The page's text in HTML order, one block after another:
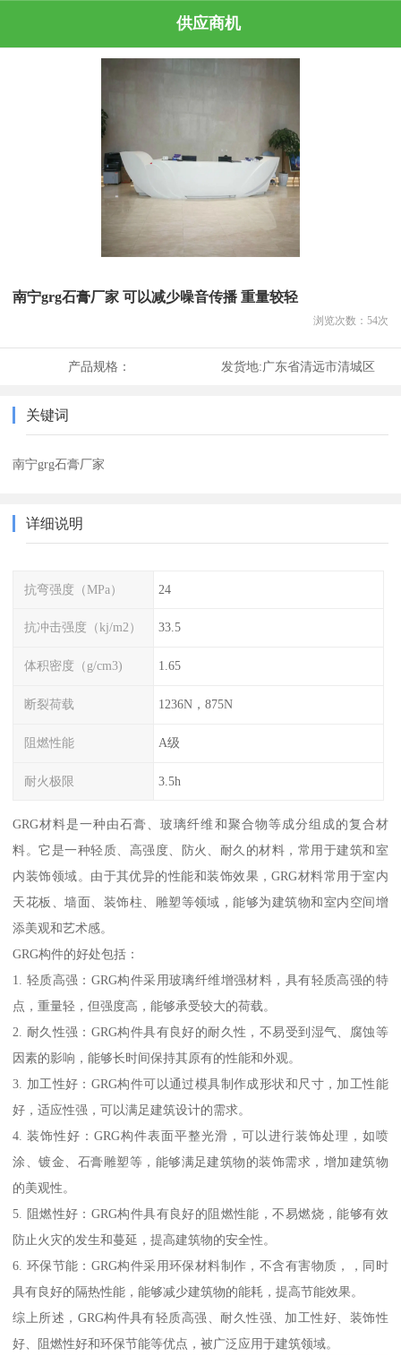
供应商机
南宁grg石膏厂家 可以减少噪音传播 重量较轻
浏览次数： 54次
产品规格： 发货地:广东省清远市清城区
关键词
南宁grg石膏厂家
详细说明
抗弯强度（MPa） 24
抗冲击强度（kj/m2） 33.5
体积密度（g/cm3) 1.65
断裂荷载 1236N，875N
阻燃性能 A级
耐火极限 3.5h
GRG材料是一种由石膏、玻璃纤维和聚合物等成分组成的复合材
料。它是一种轻质、高强度、防火、耐久的材料，常用于建筑和室
内装饰领域。由于其优异的性能和装饰效果，GRG材料常用于室内
天花板、墙面、装饰柱、雕塑等领域，能够为建筑物和室内空间增
添美观和艺术感。
GRG构件的好处包括：
1. 轻质高强：GRG构件采用玻璃纤维增强材料，具有轻质高强的特
点，重量轻，但强度高，能够承受较大的荷载。
2. 耐久性强：GRG构件具有良好的耐久性，不易受到湿气、腐蚀等
因素的影响，能够长时间保持其原有的性能和外观。
3. 加工性好：GRG构件可以通过模具制作成形状和尺寸，加工性能
好，适应性强，可以满足建筑设计的需求。
4. 装饰性好：GRG构件表面平整光滑，可以进行装饰处理，如喷
涂、镀金、石膏雕塑等，能够满足建筑物的装饰需求，增加建筑物
的美观性。
5. 阻燃性好：GRG构件具有良好的阻燃性能，不易燃烧，能够有效
防止火灾的发生和蔓延，提高建筑物的安全性。
6. 环保节能：GRG构件采用环保材料制作，不含有害物质，，同时
具有良好的隔热性能，能够减少建筑物的能耗，提高节能效果。
综上所述，GRG构件具有轻质高强、耐久性强、加工性好、装饰性
好、阻燃性好和环保节能等优点，被广泛应用于建筑领域。